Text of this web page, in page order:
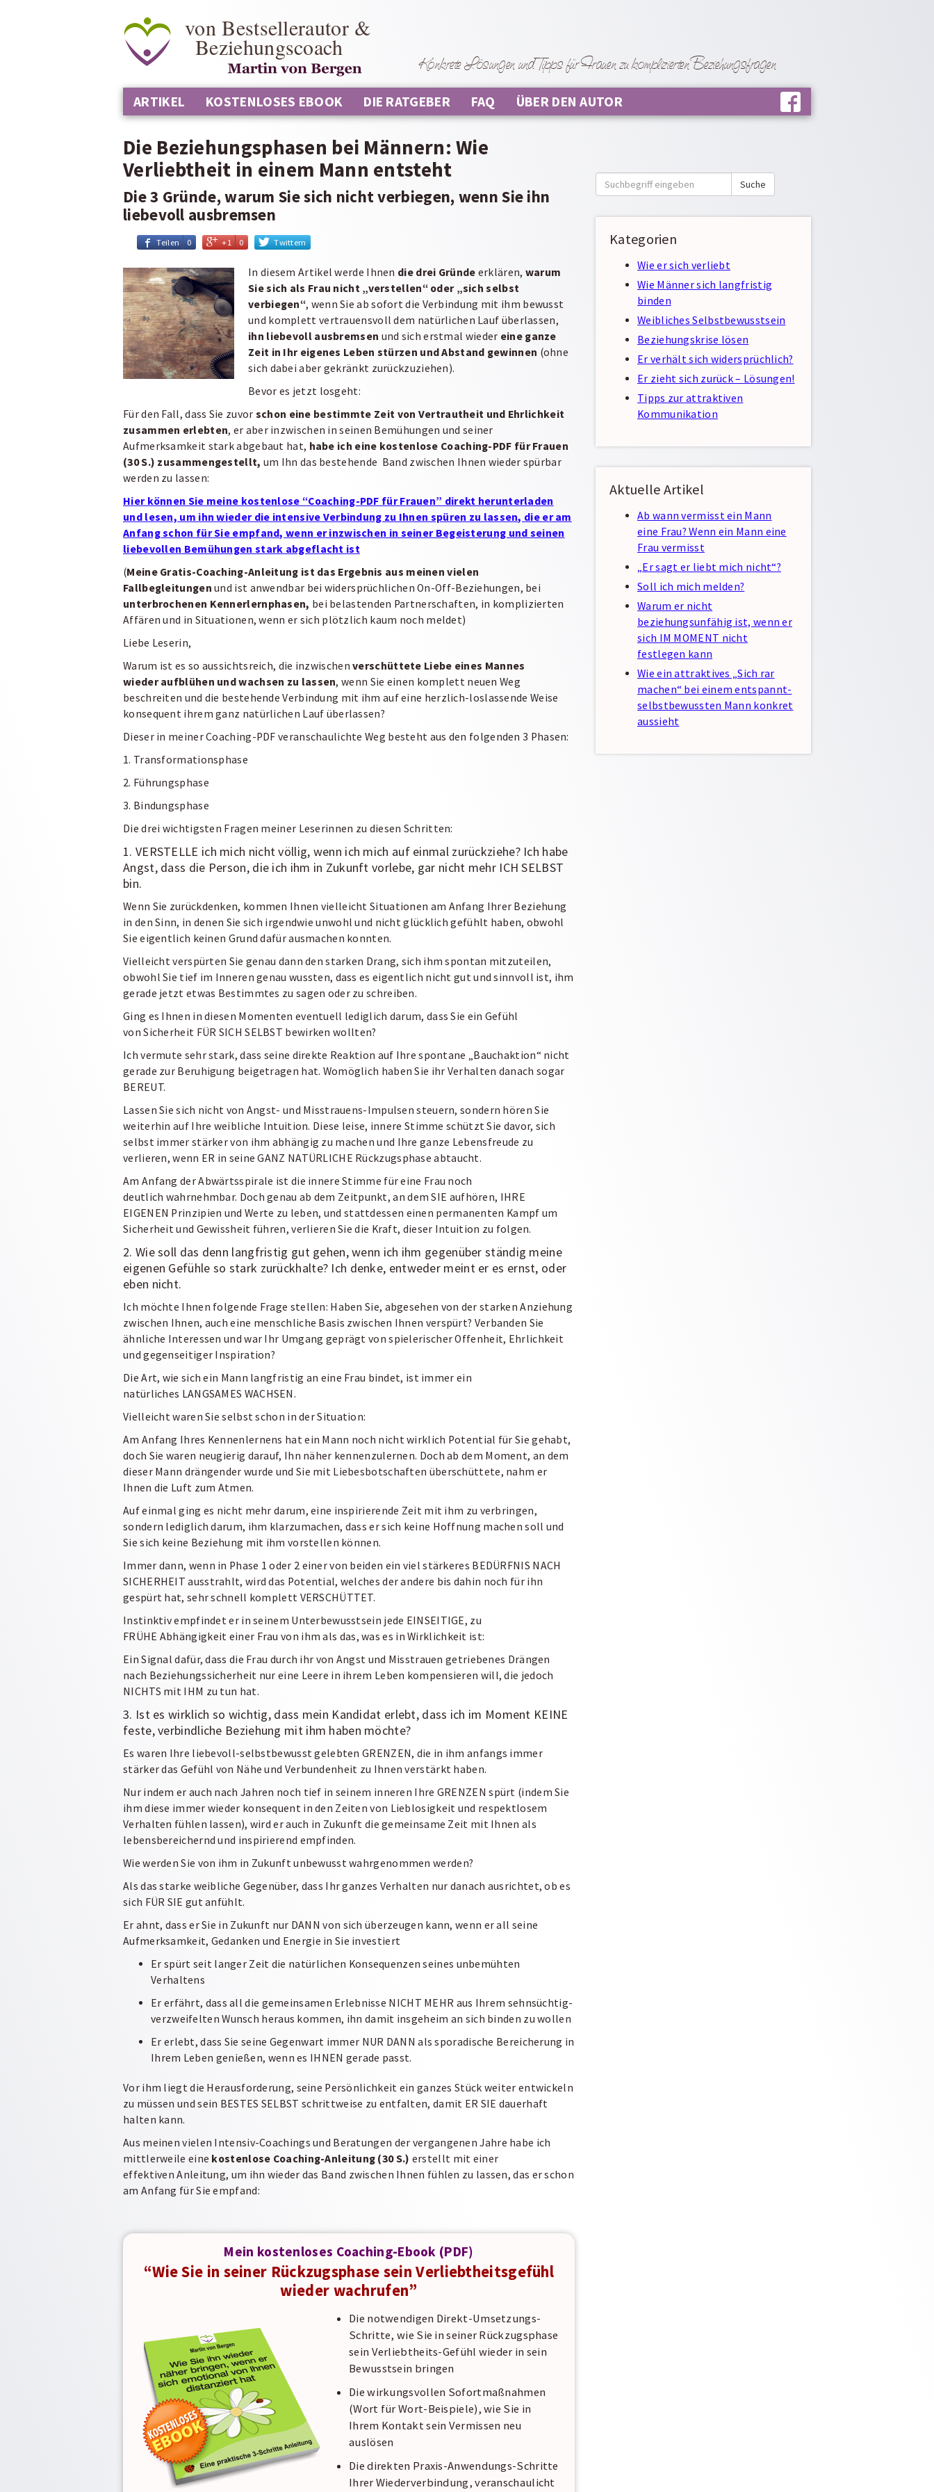
Konkrete Lösungen und Tipps für Frauen zu komplizierten Beziehungsfragen
von Bestsellerautor &
Beziehungscoach
ARTIKEL KOSTENLOSES EBOOK DIE RATGEBER FAQ ÜBER DEN AUTOR
Die Beziehungsphasen bei Männern: Wie
Verliebtheit in einem Mann entsteht
Die 3 Gründe, warum Sie sich nicht verbiegen, wenn Sie ihn
liebevoll ausbremsen
Teilen 0 +1 0 Twittern
In diesem Artikel werde Ihnen die drei Gründe erklären, warum
Sie sich als Frau nicht „verstellen“ oder „sich selbst
verbiegen“, wenn Sie ab sofort die Verbindung mit ihm bewusst
und komplett vertrauensvoll dem natürlichen Lauf überlassen,
ihn liebevoll ausbremsen und sich erstmal wieder eine ganze
Zeit in Ihr eigenes Leben stürzen und Abstand gewinnen (ohne
sich dabei aber gekränkt zurückzuziehen).
Bevor es jetzt losgeht:
Für den Fall, dass Sie zuvor schon eine bestimmte Zeit von Vertrautheit und Ehrlichkeit
zusammen erlebten, er aber inzwischen in seinen Bemühungen und seiner
Aufmerksamkeit stark abgebaut hat, habe ich eine kostenlose Coaching-PDF für Frauen
(30 S.) zusammengestellt, um Ihn das bestehende Band zwischen Ihnen wieder spürbar
werden zu lassen:
Hier können Sie meine kostenlose “Coaching-PDF für Frauen” direkt herunterladen
und lesen, um ihn wieder die intensive Verbindung zu Ihnen spüren zu lassen, die er am
Anfang schon für Sie empfand, wenn er inzwischen in seiner Begeisterung und seinen
liebevollen Bemühungen stark abgeflacht ist
(Meine Gratis-Coaching-Anleitung ist das Ergebnis aus meinen vielen
Fallbegleitungen und ist anwendbar bei widersprüchlichen On-Off-Beziehungen, bei
unterbrochenen Kennerlernphasen, bei belastenden Partnerschaften, in komplizierten
Affären und in Situationen, wenn er sich plötzlich kaum noch meldet)
Liebe Leserin,
Warum ist es so aussichtsreich, die inzwischenverschüttete Liebe eines Mannes
wiederaufblühen und wachsen zu lassen, wenn Sie einen komplett neuen Weg
beschreiten und die bestehende Verbindung mit ihm auf eine herzlich-loslassende Weise
konsequent ihrem ganz natürlichen Lauf überlassen?
Dieser in meiner Coaching-PDF veranschaulichte Weg besteht aus den folgenden 3 Phasen:
1. Transformationsphase
2. Führungsphase
3. Bindungsphase
Die drei wichtigsten Fragen meiner Leserinnen zu diesen Schritten:
1. VERSTELLE ich mich nicht völlig, wenn ich mich auf einmal zurückziehe? Ich habe
Angst, dass die Person, die ich ihm in Zukunft vorlebe, gar nicht mehr ICH SELBST
bin.
Wenn Sie zurückdenken, kommen Ihnen vielleicht Situationen am Anfang Ihrer Beziehung
in den Sinn, in denen Sie sich irgendwie unwohl und nicht glücklich gefühlt haben, obwohl
Sie eigentlich keinen Grund dafür ausmachen konnten.
Vielleicht verspürten Sie genau dann den starken Drang, sich ihm spontan mitzuteilen,
obwohl Sie tief im Inneren genau wussten, dass es eigentlich nicht gut und sinnvoll ist, ihm
gerade jetzt etwas Bestimmtes zu sagen oder zu schreiben.
Ging es Ihnen in diesen Momenten eventuell lediglich darum, dass Sie ein Gefühl
vonSicherheit FÜR SICH SELBST bewirken wollten?
Ich vermute sehr stark, dass seine direkte Reaktion auf Ihre spontane „Bauchaktion“ nicht
gerade zur Beruhigung beigetragen hat. Womöglich haben Sie ihr Verhalten danach sogar
BEREUT.
Lassen Sie sich nicht von Angst- und Misstrauens-Impulsen steuern, sondern hören Sie
weiterhin auf Ihre weibliche Intuition. Diese leise, innere Stimme schützt Sie davor, sich
selbst immer stärker von ihm abhängig zu machen und Ihre ganze Lebensfreude zu
verlieren, wenn ER in seine GANZ NATÜRLICHE Rückzugsphase abtaucht.
Am Anfang der Abwärtsspirale ist die innere Stimme für eine Frau noch
deutlich wahrnehmbar. Doch genau ab dem Zeitpunkt, an dem SIE aufhören, IHRE
EIGENEN Prinzipien und Werte zu leben, und stattdessen einen permanenten Kampf um
Sicherheit und Gewissheit führen, verlieren Sie die Kraft, dieser Intuition zu folgen.
2. Wie soll das denn langfristig gut gehen, wenn ich ihm gegenüber ständig meine
eigenen Gefühle so stark zurückhalte? Ich denke, entweder meint er es ernst, oder
eben nicht.
Ich möchte Ihnen folgende Frage stellen: Haben Sie, abgesehen von der starken Anziehung
zwischen Ihnen, auch eine menschliche Basis zwischen Ihnen verspürt? Verbanden Sie
ähnliche Interessen und war Ihr Umgang geprägt von spielerischer Offenheit, Ehrlichkeit
und gegenseitiger Inspiration?
Die Art, wie sich ein Mann langfristig an eine Frau bindet, ist immer ein
natürliches LANGSAMES WACHSEN.
Vielleicht waren Sie selbst schon in der Situation:
Am Anfang Ihres Kennenlernens hat ein Mann noch nicht wirklich Potential für Sie gehabt,
doch Sie waren neugierig darauf, Ihn näher kennenzulernen. Doch ab dem Moment, an dem
dieser Mann drängender wurde und Sie mit Liebesbotschaften überschüttete, nahm er
Ihnen die Luft zum Atmen.
Auf einmal ging es nicht mehr darum, eine inspirierende Zeit mit ihm zu verbringen,
sondern lediglich darum, ihm klarzumachen, dass er sich keine Hoffnung machen soll und
Sie sich keine Beziehung mit ihm vorstellen können.
Immer dann, wenn in Phase 1 oder 2 einer von beiden ein viel stärkeres BEDÜRFNIS NACH
SICHERHEIT ausstrahlt, wird das Potential, welches der andere bis dahin noch für ihn
gespürt hat, sehr schnell komplett VERSCHÜTTET.
Instinktiv empfindet er in seinem Unterbewusstsein jede EINSEITIGE, zu
FRÜHE Abhängigkeit einer Frau von ihm als das, was es in Wirklichkeit ist:
Ein Signal dafür, dass die Frau durch ihr von Angst und Misstrauen getriebenes Drängen
nach Beziehungssicherheit nur eine Leere in ihrem Leben kompensieren will, die jedoch
NICHTS mit IHM zu tun hat.
3. Ist es wirklich so wichtig, dass mein Kandidat erlebt, dass ich im Moment KEINE
feste, verbindliche Beziehung mit ihm haben möchte?
Es waren Ihre liebevoll-selbstbewusst gelebten GRENZEN, die in ihm anfangs immer
stärker das Gefühl von Nähe und Verbundenheit zu Ihnen verstärkt haben.
Nur indem er auch nach Jahren noch tief in seinem inneren Ihre GRENZEN spürt (indem Sie
ihm diese immer wieder konsequent in den Zeiten von Lieblosigkeit und respektlosem
Verhalten fühlen lassen), wird er auch in Zukunft die gemeinsame Zeit mit Ihnen als
lebensbereichernd und inspirierend empfinden.
Wie werden Sie von ihm in Zukunft unbewusst wahrgenommen werden?
Als das starke weibliche Gegenüber, dass Ihr ganzes Verhalten nur danach ausrichtet, ob es
sich FÜR SIE gut anfühlt.
Er ahnt, dass er Sie in Zukunft nur DANN von sich überzeugen kann, wenn er all seine
Aufmerksamkeit, Gedanken und Energie in Sie investiert
Er spürt seit langer Zeit die natürlichen Konsequenzen seines unbemühten
Verhaltens
Er erfährt, dass all die gemeinsamen Erlebnisse NICHT MEHR aus Ihrem sehnsüchtig-
verzweifelten Wunsch heraus kommen, ihn damit insgeheim an sich binden zu wollen
Er erlebt, dass Sie seine Gegenwart immer NUR DANN als sporadische Bereicherung in
Ihrem Leben genießen, wenn es IHNEN gerade passt.
Vor ihm liegt die Herausforderung, seine Persönlichkeit ein ganzes Stück weiter entwickeln
zu müssen und sein BESTES SELBST schrittweise zu entfalten, damit ER SIE dauerhaft
halten kann.
Aus meinen vielen Intensiv-Coachings und Beratungen der vergangenen Jahre habe ich
mittlerweile eine kostenlose Coaching-Anleitung (30 S.) erstellt mit einer
effektiven Anleitung, um ihn wieder das Band zwischen Ihnen fühlen zu lassen, das er schon
am Anfang für Sie empfand:
Mein kostenloses Coaching-Ebook (PDF)
“Wie Sie in seiner Rückzugsphase sein Verliebtheitsgefühl
wieder wachrufen”
Die notwendigen Direkt-Umsetzungs-
Schritte, wie Sie in seiner Rückzugsphase
sein Verliebtheits-Gefühl wieder in sein
Bewusstsein bringen
Die wirkungsvollen Sofortmaßnahmen
(Wort für Wort-Beispiele), wie Sie in
Ihrem Kontakt sein Vermissen neu
auslösen
Die direkten Praxis-Anwendungs-Schritte
Ihrer Wiederverbindung, veranschaulicht
Suche
nach:
Suche
Kategorien
Wie er sich verliebt
Wie Männer sich langfristig
binden
Weibliches Selbstbewusstsein
Beziehungskrise lösen
Er verhält sich widersprüchlich?
Er zieht sich zurück – Lösungen!
Tipps zur attraktiven
Kommunikation
Aktuelle Artikel
Ab wann vermisst ein Mann
eine Frau? Wenn ein Mann eine
Frau vermisst
„Er sagt er liebt mich nicht“?
Soll ich mich melden?
Warum er nicht
beziehungsunfähig ist, wenn er
sich IM MOMENT nicht
festlegen kann
Wie ein attraktives „Sich rar
machen“ bei einem entspannt-
selbstbewussten Mann konkret
aussieht